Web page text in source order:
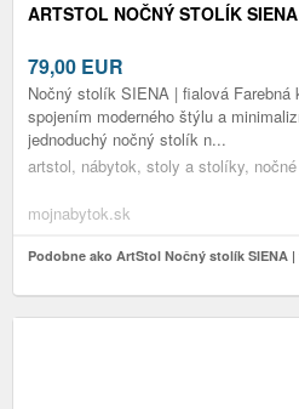
ARTSTOL NOČNÝ STOLÍK
79,00 EUR
Nočný stolík SIENA | fialová
spojením moderného štýlu a
jednoduchý nočný stolík n...
artstol, nábytok, stoly a stolíky,
mojnabytok.sk
Podobne ako ArtStol Nočný stolík SIENA